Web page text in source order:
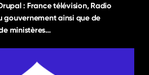
: France télévision, Radio
gouvernement ainsi que de
ministères…